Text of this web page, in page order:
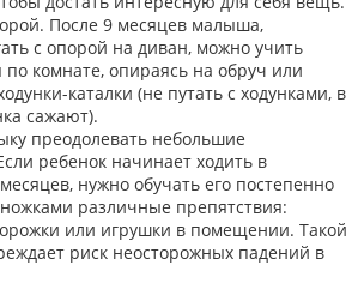
После 9 месяцев малыша,
с опорой на диван, можно учить
комнате, опираясь на обруч или
каталки (не путать с ходунками, в
сажают).
преодолевать небольшие
ребенок начинает ходить в
нужно обучать его постепенно
различные препятствия:
или игрушки в помещении. Такой
риск неосторожных падений в